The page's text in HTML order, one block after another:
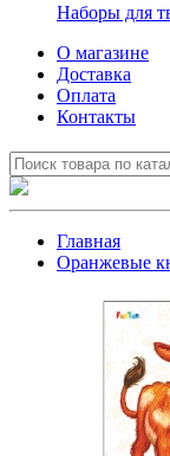
Наборы для
О магазине
Доставка
Оплата
Контакты
Главная
Оранжевые